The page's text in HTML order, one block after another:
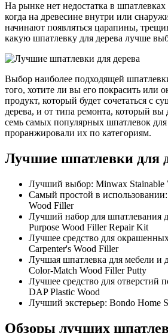
На рынке нет недостатка в шпатлевках
когда на древесине внутри или
начинают появляться царапины,
какую шпатлевку для дерева лучше
Выбор наиболее подходящей
того, хотите ли вы его покрасить или
продукт, который будет сочетаться с
дерева, и от типа ремонта, который вы
семь самых популярных шпатлевок для
проранжировали их по категориям.
Лучшие шпатлевки для
Лучший выбор: Minwax Stainable
Самый простой в
Wood Filler
Лучший набор для шпатлевания
Purpose Wood Filler Repair Kit
Лучшее средство для
Carpenter's Wood Filler
Лучшая шпатлевка для мебели и
Color-Match Wood Filler Putty
Лучшее средство для отверстий
DAP Plastic Wood
Лучший экстерьер: Bondo Home
Обзоры лучших